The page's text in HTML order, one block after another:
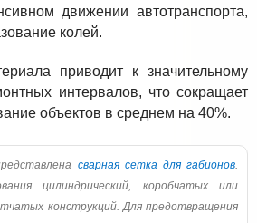
движении автотранспорта,
колей.
приводит к значительному
интервалов, что сокращает
объектов в среднем на 40%.
сварная сетка для габионов.
цилиндрический, коробчатых или
конструкций. Для предотвращения